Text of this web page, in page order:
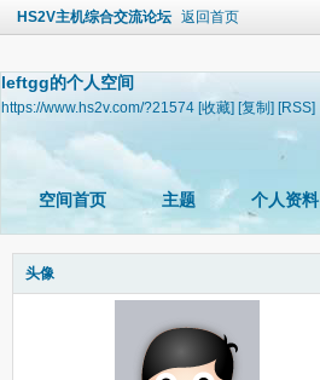
HS2V主机综合交流论坛 返回首页
leftgg的个人空间
https://www.hs2v.com/?21574 [收藏] [复制] [RSS]
空间首页 主题 个人资料
头像